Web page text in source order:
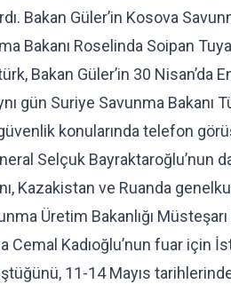
Bakan Güler’in Kosova
Bakanı Roselinda Soipan
Bakan Güler’in 30 Nisan’da
aynı gün Suriye Savunma
konularında telefon
Selçuk Bayraktaroğlu’nun
Kazakistan ve Ruanda
Üretim Bakanlığı
Cemal Kadıoğlu’nun fuar için
11-14 Mayıs